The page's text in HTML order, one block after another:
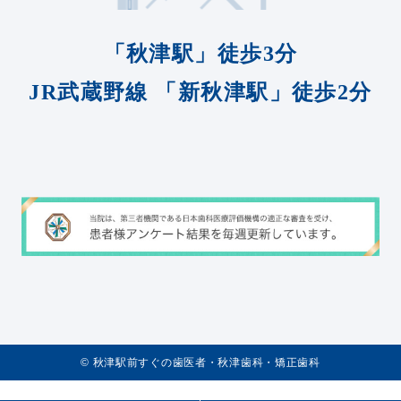
「秋津駅」徒歩3分
JR武蔵野線
「新秋津駅」徒歩2分
©️ 秋津駅前すぐの歯医者・秋津歯科・矯正歯科